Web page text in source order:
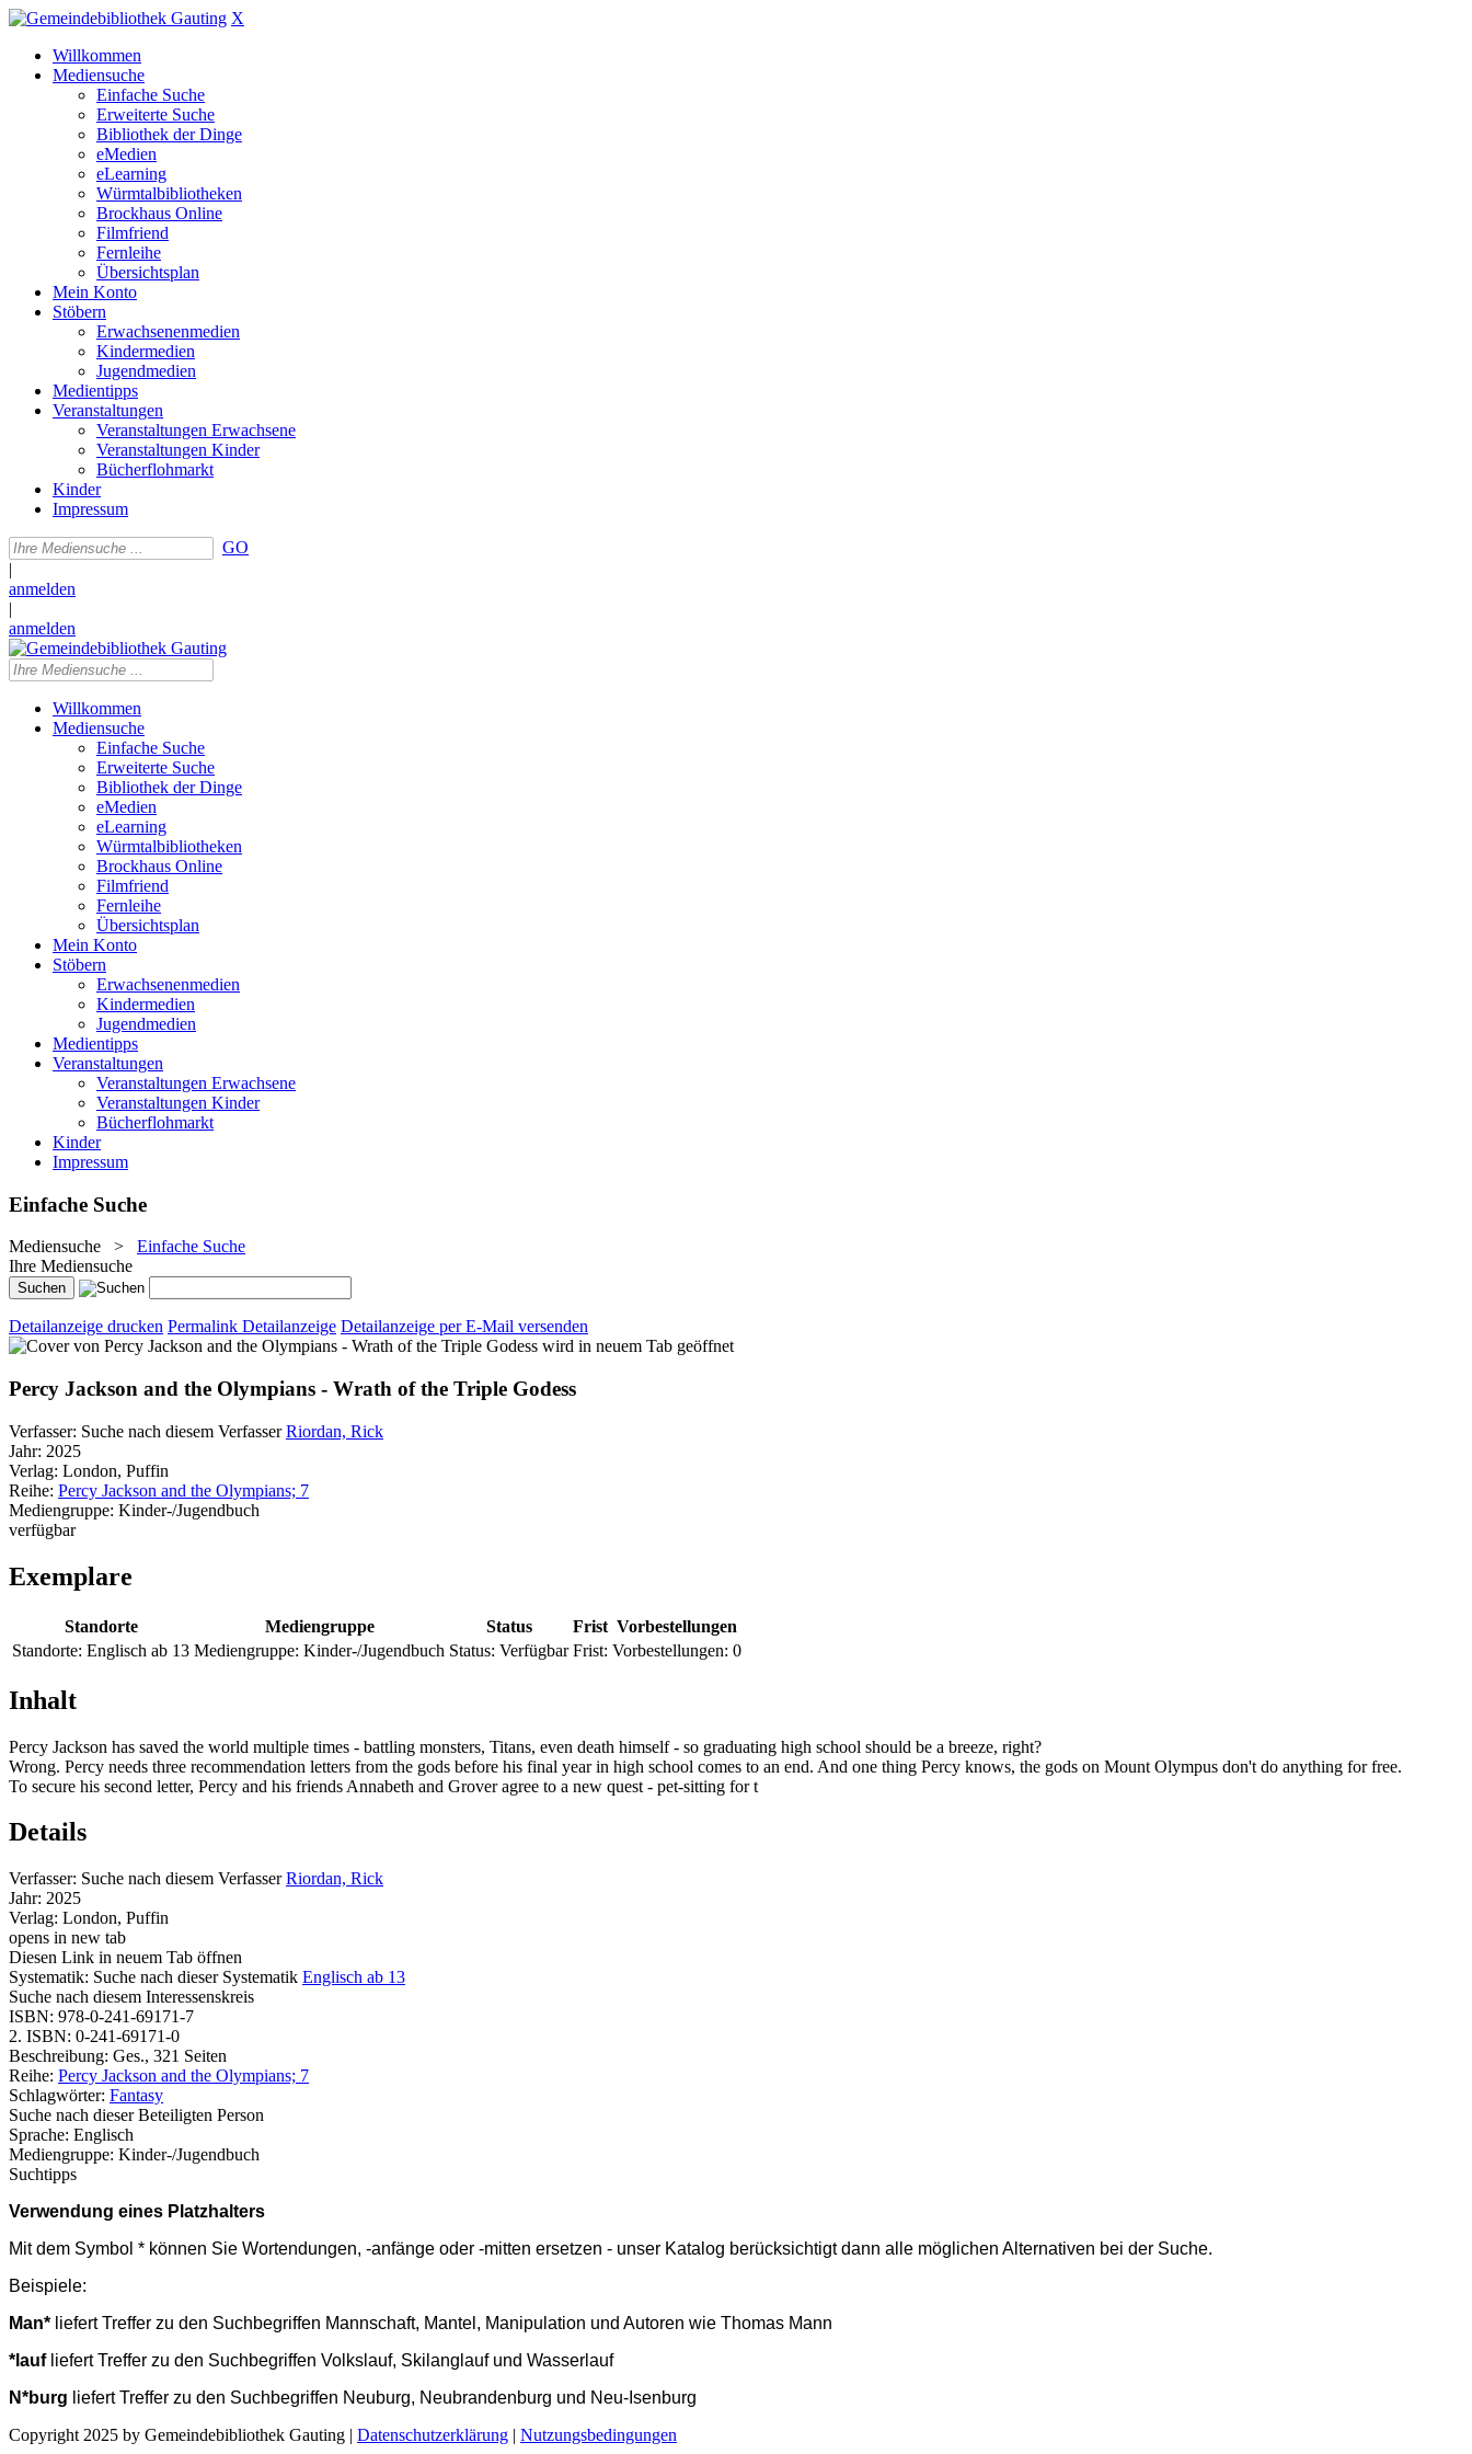
X
Willkommen
Mediensuche
Einfache Suche
Erweiterte Suche
Bibliothek der Dinge
eMedien
eLearning
Würmtalbibliotheken
Brockhaus Online
Filmfriend
Fernleihe
Übersichtsplan
Mein Konto
Stöbern
Erwachsenenmedien
Kindermedien
Jugendmedien
Medientipps
Veranstaltungen
Veranstaltungen Erwachsene
Veranstaltungen Kinder
Bücherflohmarkt
Kinder
Impressum
GO
|
anmelden
|
anmelden
Willkommen
Mediensuche
Einfache Suche
Erweiterte Suche
Bibliothek der Dinge
eMedien
eLearning
Würmtalbibliotheken
Brockhaus Online
Filmfriend
Fernleihe
Übersichtsplan
Mein Konto
Stöbern
Erwachsenenmedien
Kindermedien
Jugendmedien
Medientipps
Veranstaltungen
Veranstaltungen Erwachsene
Veranstaltungen Kinder
Bücherflohmarkt
Kinder
Impressum
Einfache Suche
Mediensuche > Einfache Suche
Ihre Mediensuche
Detailanzeige drucken Permalink Detailanzeige Detailanzeige per E-Mail versenden
wird in neuem Tab geöffnet
Percy Jackson and the Olympians - Wrath of the Triple Godess
Verfasser: Suche nach diesem Verfasser Riordan, Rick
Jahr: 2025
Verlag: London, Puffin
Reihe: Percy Jackson and the Olympians; 7
Mediengruppe: Kinder-/Jugendbuch
verfügbar
Exemplare
Standorte Mediengruppe Status Frist Vorbestellungen
Standorte: Englisch ab 13 Mediengruppe: Kinder-/Jugendbuch Status: Verfügbar Frist: Vorbestellungen: 0
Inhalt
Percy Jackson has saved the world multiple times - battling monsters, Titans, even death himself - so graduating high school should be a breeze, right?
Wrong. Percy needs three recommendation letters from the gods before his final year in high school comes to an end. And one thing Percy knows, the gods on Mount Olympus don't do anything for free.
To secure his second letter, Percy and his friends Annabeth and Grover agree to a new quest - pet-sitting for t
Details
Verfasser: Suche nach diesem Verfasser Riordan, Rick
Jahr: 2025
Verlag: London, Puffin
opens in new tab
Diesen Link in neuem Tab öffnen
Systematik: Suche nach dieser Systematik Englisch ab 13
Suche nach diesem Interessenskreis
ISBN: 978-0-241-69171-7
2. ISBN: 0-241-69171-0
Beschreibung: Ges., 321 Seiten
Reihe: Percy Jackson and the Olympians; 7
Schlagwörter: Fantasy
Suche nach dieser Beteiligten Person
Sprache: Englisch
Mediengruppe: Kinder-/Jugendbuch
Suchtipps
Verwendung eines Platzhalters
Mit dem Symbol * können Sie Wortendungen, -anfänge oder -mitten ersetzen - unser Katalog berücksichtigt dann alle möglichen Alternativen bei der Suche.
Beispiele:
Man* liefert Treffer zu den Suchbegriffen Mannschaft, Mantel, Manipulation und Autoren wie Thomas Mann
*lauf liefert Treffer zu den Suchbegriffen Volkslauf, Skilanglauf und Wasserlauf
N*burg liefert Treffer zu den Suchbegriffen Neuburg, Neubrandenburg und Neu-Isenburg
Copyright 2025 by Gemeindebibliothek Gauting | Datenschutzerklärung | Nutzungsbedingungen